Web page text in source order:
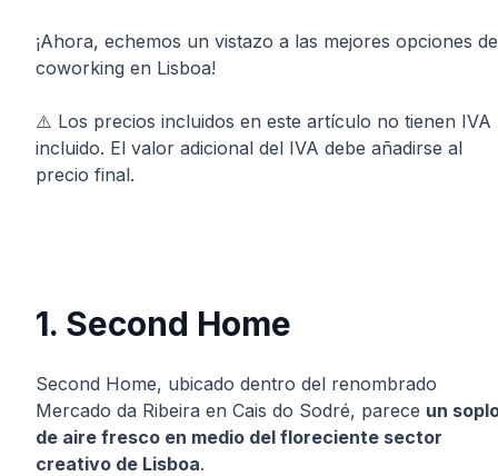
¡Ahora, echemos un vistazo a las mejores opciones de
coworking en Lisboa!
⚠️ Los precios incluidos en este artículo no tienen IVA
incluido. El valor adicional del IVA debe añadirse al
precio final.
1. Second Home
Second Home, ubicado dentro del renombrado
Mercado da Ribeira en Cais do Sodré, parece un
de aire fresco en medio del floreciente sector
creativo de Lisboa.